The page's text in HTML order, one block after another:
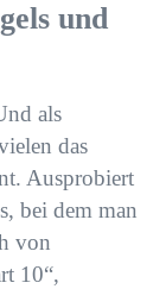
und
als
das
Ausprobiert
bei dem man
von
10“,